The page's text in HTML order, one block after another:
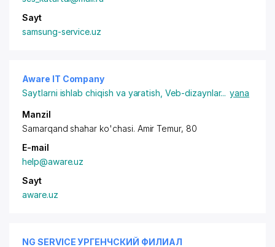
Sayt
samsung-service.uz
Aware IT Company
Saytlarni ishlab chiqish va yaratish ,Veb-dizaynlar... yana
Manzil
Samarqand shahar ko'chasi. Amir Temur, 80
E-mail
help@aware.uz
Sayt
aware.uz
NG SERVICE УРГЕНЧСКИЙ ФИЛИАЛ